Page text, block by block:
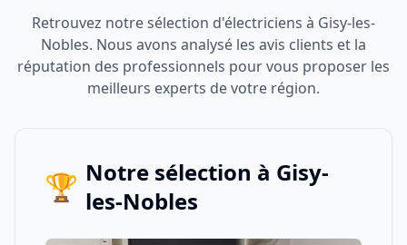
Retrouvez notre sélection d'électriciens à Gisy-les-
Nobles. Nous avons analysé les avis clients et la
réputation des professionnels pour vous proposer les
meilleurs experts de votre région.
🏆 Notre sélection à Gisy-
les-Nobles